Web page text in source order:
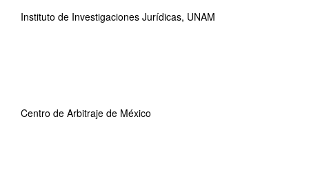
Instituto de Investigaciones Jurídicas, UNAM
Centro de Arbitraje de México